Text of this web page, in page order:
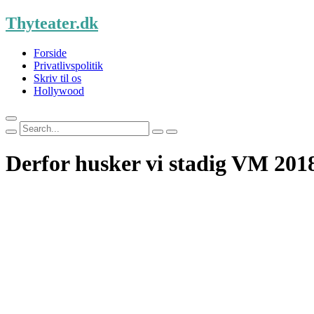
Skip
to
Thyteater.dk
Forside
Privatlivspolitik
Skriv til os
Hollywood
Search
for:
Derfor husker vi stadig VM